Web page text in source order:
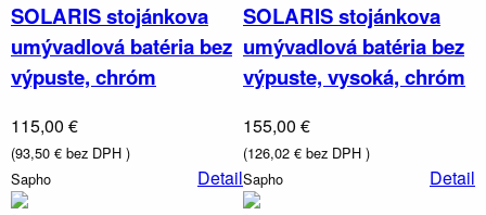
SOLARIS stojánkova
umývadlová batéria bez
výpuste, chróm
115,00 €
(93,50 € bez DPH )
Sapho
Detail
SOLARIS stojánkova
umývadlová batéria bez
výpuste, vysoká, chróm
155,00 €
(126,02 € bez DPH )
Sapho
Detail